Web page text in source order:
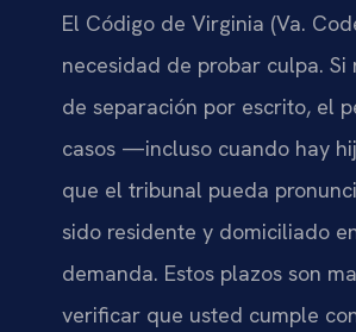
El Código de Virginia (Va.
necesidad de probar culpa.
de separación por escrito, el
casos —incluso cuando hay
que el tribunal pueda
sido residente y domiciliado
demanda. Estos plazos son
verificar que usted cumple